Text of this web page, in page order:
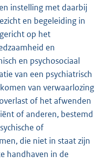
instelling met daarbij
en begeleiding in
op het
en
en psychosociaal
van een psychiatrisch
van verwaarlozing
of het afwenden
of anderen, bestemd
of
die niet in staat zijn
handhaven in de